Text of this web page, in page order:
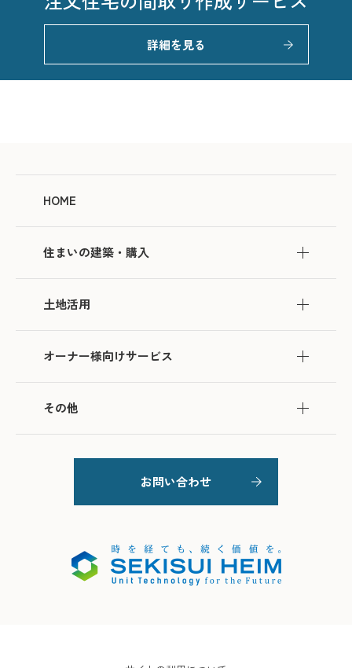
詳細を見る
HOME
住まいの建築・購入
土地活用
オーナー様向けサービス
その他
お問い合わせ